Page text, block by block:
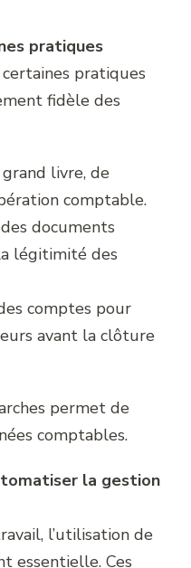
pratiques
pratiques
fidèle des
livre, de
comptable.
des documents
légitimité des
comptes pour
avant la clôture
permet de
comptables.
la gestion
l’utilisation de
essentielle. Ces